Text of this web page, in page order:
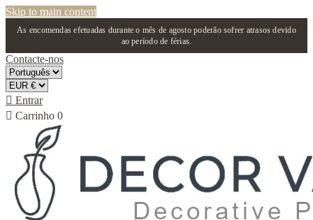
Skip to main content
As encomendas efetuadas durante o mês de agosto poderão sofrer atrasos devido
ao período de férias.
Contacte-nos
 Entrar
 Carrinho 0